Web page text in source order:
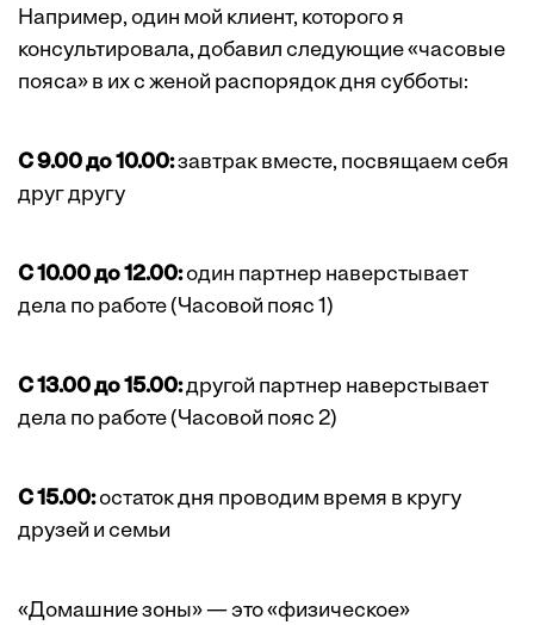
Например, один мой клиент, которого я
консультировала, добавил следующие «часовые
пояса» в их с женой распорядок дня субботы:
С 9.00 до 10.00:завтрак вместе, посвящаем себя
друг другу
С 10.00 до 12.00:один партнер наверстывает
дела по работе (Часовой пояс 1)
С 13.00 до 15.00:другой партнер наверстывает
дела по работе (Часовой пояс 2)
С 15.00:остаток дня проводим время в кругу
друзей и семьи
«Домашние зоны» — это «физическое»